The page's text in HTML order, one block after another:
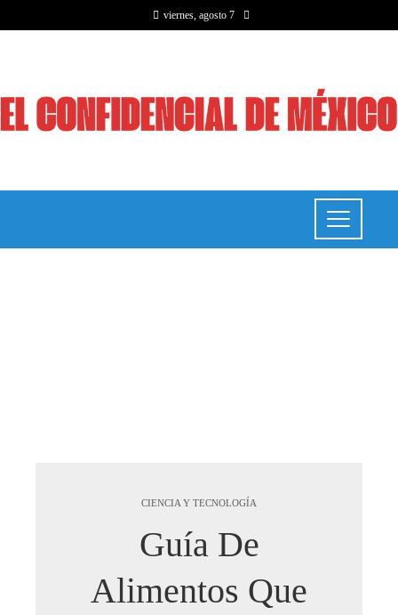
viernes, agosto 7
CIENCIA Y TECNOLOGÍA
Guía De
Alimentos Que